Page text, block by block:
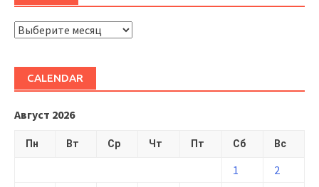
ARHIVĂ
CALENDAR
Август 2026
Пн Вт Ср Чт Пт Сб Вс
1
2